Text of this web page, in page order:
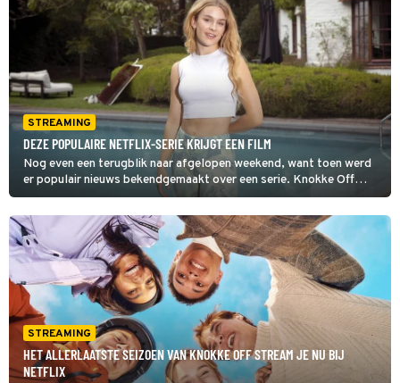
STREAMING
DEZE POPULAIRE NETFLIX-SERIE KRIJGT EEN FILM
Nog even een terugblik naar afgelopen weekend, want toen werd
er populair nieuws bekendgemaakt over een serie. Knokke Off
krijgt namelijk een eigen film. Aan Pommelien Thijs de taak om dit
bekend te maken.
STREAMING
HET ALLERLAATSTE SEIZOEN VAN KNOKKE OFF STREAM JE NU BIJ
NETFLIX